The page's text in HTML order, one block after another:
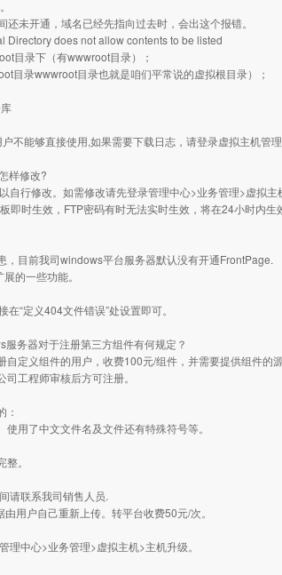
未开通，域名已经先指向过去时，会出这个报错。
Directory does not allow contents to be listed
目录下（有wwwroot目录）；
目录wwwroot目录也就是咱们平常说的虚拟根目录）；
不能够直接使用,如果需要下载日志，请登录虚拟主机管
样修改?
自行修改。如需修改请先登录管理中心>业务管理>虚拟主
即时生效，FTP密码有时无法实时生效，将在24小时内生
目前我司windows平台服务器默认没有开通FrontPage.
的一些功能。
“定义404文件错误”处设置即可。
务器对于注册第三方组件有何规定？
定义组件的用户，收费100元/组件，并需要提供组件的
工程师审核后方可注册。
：
用了中文文件名及文件还有特殊符号等。
。
请联系我司销售人员.
用户自己重新上传。转平台收费50元/次。
中心>业务管理>虚拟主机>主机升级。